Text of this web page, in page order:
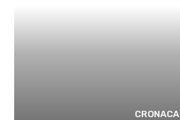
CRONACA